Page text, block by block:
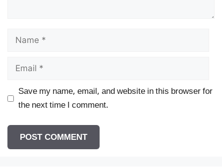
Name
Email
Save my name, email, and website in this browser for
the next time I comment.